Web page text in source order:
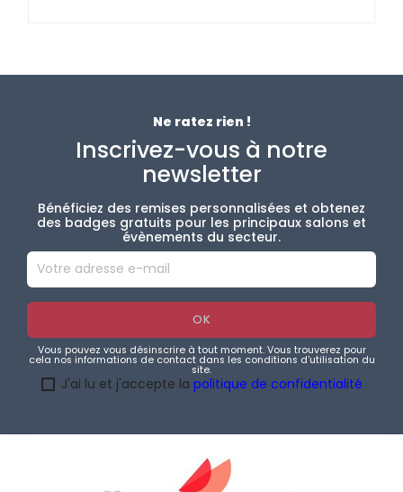
Ne ratez rien !
Inscrivez-vous à notre
newsletter
Bénéficiez des remises personnalisées et obtenez
des badges gratuits pour les principaux salons et
évènements du secteur.
Vous pouvez vous désinscrire à tout moment. Vous trouverez pour
cela nos informations de contact dans les conditions d'utilisation du
site.
J'ai lu et j'accepte la politique de confidentialité